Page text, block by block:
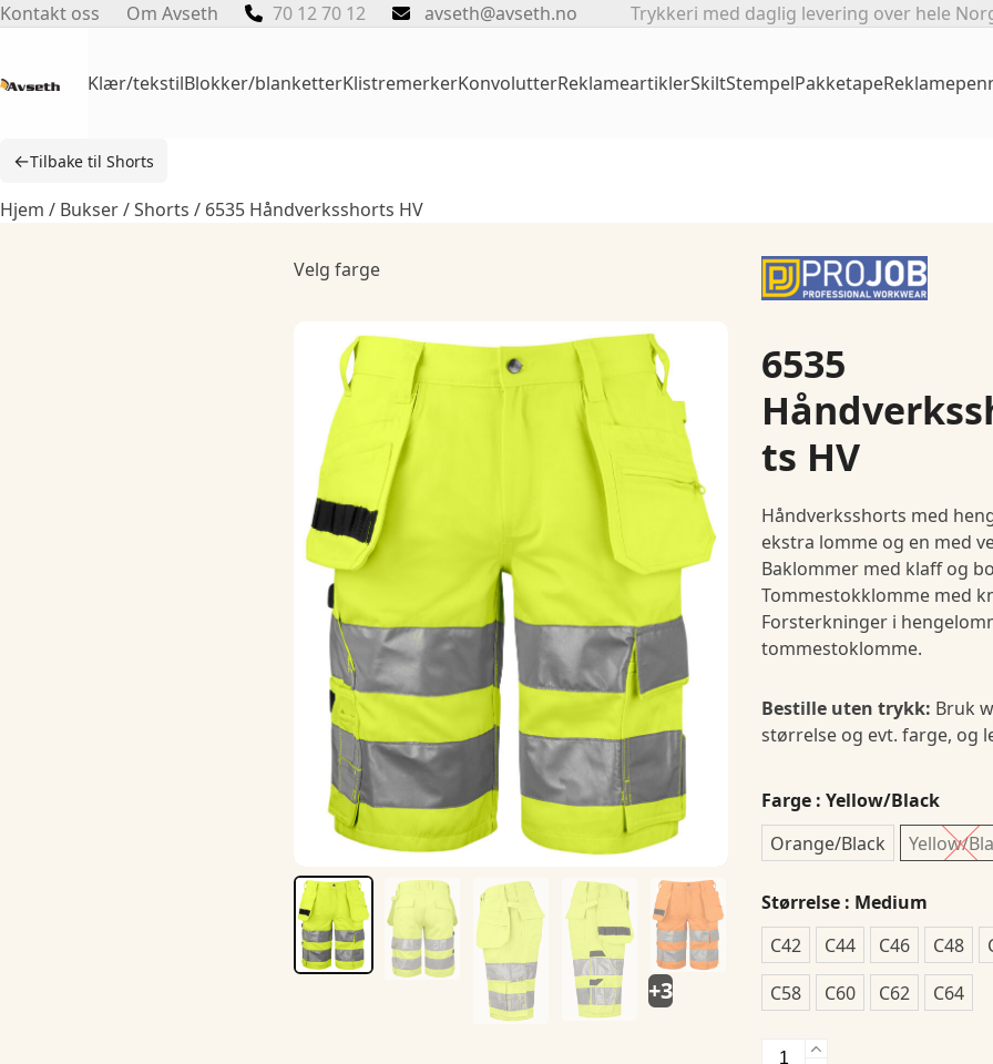
Skip
Kontakt oss Om Avseth 70 12 70 12 avseth@avseth.no Trykkeri med daglig levering over hele
Klær/tekstilBlokker/blanketterKlistremerkerKonvolutterReklameartiklerSkiltStempelPakketape
←Tilbake til Shorts
Hjem / Bukser/Shorts / 6535 Håndverksshorts HV
Velg farge
+3
6535
ts HV
Håndverksshorts med
ekstra lomme og en med
Baklommer med klaff og
Tommestokklomme med
Forsterkninger i
tommestoklomme.
Bestille uten trykk: Bruk
størrelse og evt. farge, og
Farge : Yellow/Black
Orange/Black
Yellow/
Størrelse : Medium
C42
C44 C46 C48
C58
C60 C62 C64
6535